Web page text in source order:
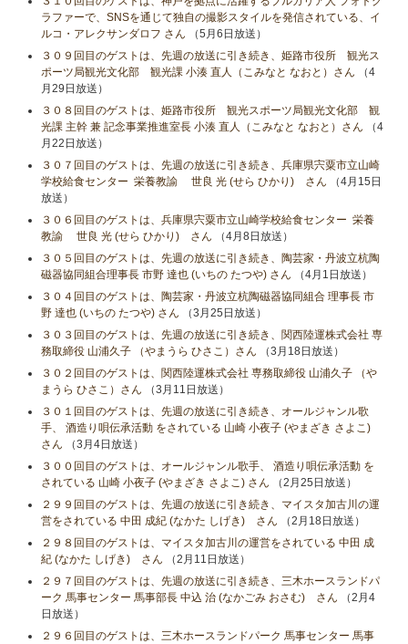
ラファーで、SNSを通じて独自の撮影スタイルを発信されている、イ
ルコ・アレクサンダロフ さん （5月6日放送）
３０９回目のゲストは、先週の放送に引き続き、姫路市役所 観光ス
ポーツ局観光文化部 観光課 小湊 直人（こみなと なおと）さん （4
月29日放送）
３０８回目のゲストは、姫路市役所 観光スポーツ局観光文化部 観
光課 主幹 兼 記念事業推進室長 小湊 直人（こみなと なおと）さん （4
月22日放送）
３０７回目のゲストは、先週の放送に引き続き、兵庫県宍粟市立山崎
学校給食センター 栄養教諭 世良 光 (せら ひかり) さん （4月15日
放送）
３０６回目のゲストは、兵庫県宍粟市立山崎学校給食センター 栄養
教諭 世良 光 (せら ひかり) さん （4月8日放送）
３０５回目のゲストは、先週の放送に引き続き、陶芸家・丹波立杭陶
磁器協同組合理事長 市野 達也 (いちの たつや) さん （4月1日放送）
３０４回目のゲストは、陶芸家・丹波立杭陶磁器協同組合 理事長 市
野 達也 (いちの たつや) さん （3月25日放送）
３０３回目のゲストは、先週の放送に引き続き、関西陸運株式会社 専
務取締役 山浦久子 （やまうら ひさこ）さん （3月18日放送）
３０２回目のゲストは、関西陸運株式会社 専務取締役 山浦久子 （や
まうら ひさこ）さん （3月11日放送）
３０１回目のゲストは、先週の放送に引き続き、オールジャンル歌
手、 酒造り唄伝承活動 をされている 山崎 小夜子 (やまざき さよこ)
さん （3月4日放送）
３００回目のゲストは、オールジャンル歌手、 酒造り唄伝承活動 を
されている 山崎 小夜子 (やまざき さよこ) さん （2月25日放送）
２９９回目のゲストは、先週の放送に引き続き、マイスタ加古川の運
営をされている 中田 成紀 (なかた しげき) さん （2月18日放送）
２９８回目のゲストは、マイスタ加古川の運営をされている 中田 成
紀 (なかた しげき) さん （2月11日放送）
２９７回目のゲストは、先週の放送に引き続き、三木ホースランドパ
ーク 馬事センター 馬事部長 中込 治 (なかごみ おさむ) さん （2月4
日放送）
２９６回目のゲストは、三木ホースランドパーク 馬事センター 馬事